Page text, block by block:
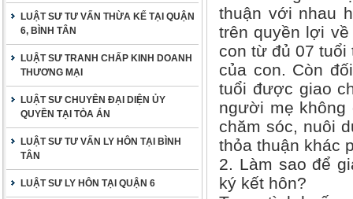
LUẬT SƯ TƯ VẤN THỪA KẾ TẠI QUẬN
6, BÌNH TÂN
LUẬT SƯ TRANH CHẤP KINH DOANH
THƯƠNG MẠI
LUẬT SƯ CHUYÊN ĐẠI DIỆN ỦY
QUYỀN TẠI TÒA ÁN
LUẬT SƯ TƯ VẤN LY HÔN TẠI BÌNH
TÂN
LUẬT SƯ LY HÔN TẠI QUẬN 6
thuận với nhau
trên quyền lợi
con từ đủ 07
của con. Còn
tuổi được giao
người mẹ không
chăm sóc, nuôi
thỏa thuận khác
2. Làm sao để
ký kết hôn?